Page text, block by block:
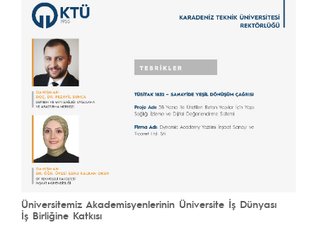
Üniversitemiz Akademisyenlerinin Üniversite İş Dünyası
İş Birliğine Katkısı